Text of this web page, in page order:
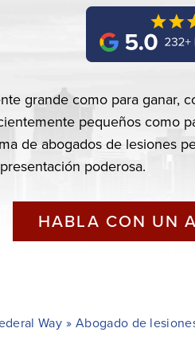
HABLA CON UN
Way » Abogado de